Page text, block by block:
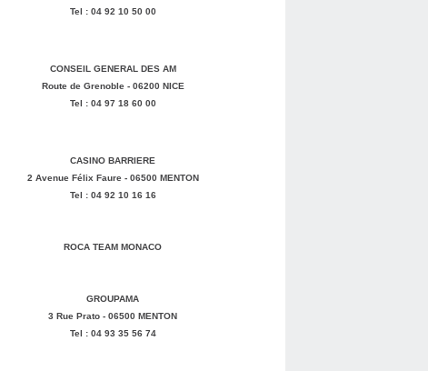
Tel : 04 92 10 50 00
CONSEIL GENERAL DES AM
Route de Grenoble - 06200 NICE
Tel : 04 97 18 60 00
CASINO BARRIERE
2 Avenue Félix Faure - 06500 MENTON
Tel : 04 92 10 16 16
ROCA TEAM MONACO
GROUPAMA
3 Rue Prato - 06500 MENTON
Tel : 04 93 35 56 74